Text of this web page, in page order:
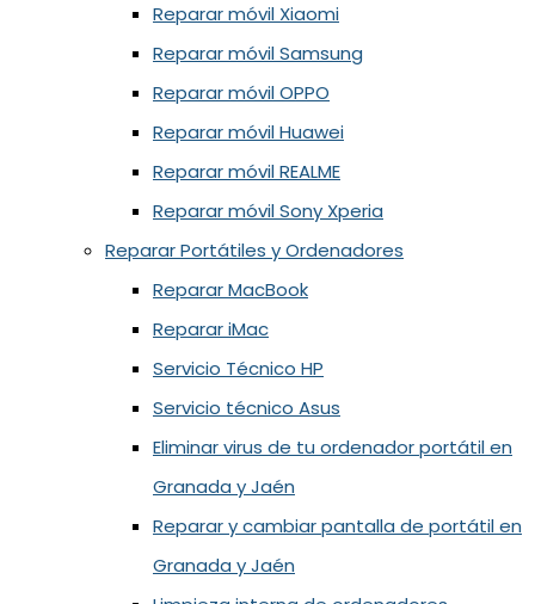
Reparar móvil Xiaomi
Reparar móvil Samsung
Reparar móvil OPPO
Reparar móvil Huawei
Reparar móvil REALME
Reparar móvil Sony Xperia
Reparar Portátiles y Ordenadores
Reparar MacBook
Reparar iMac
Servicio Técnico HP
Servicio técnico Asus
Eliminar virus de tu ordenador portátil en
Granada y Jaén
Reparar y cambiar pantalla de portátil en
Granada y Jaén